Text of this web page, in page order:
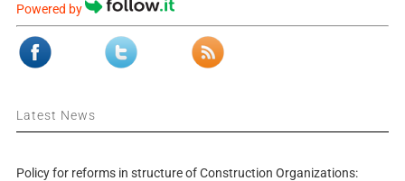
Powered by
Latest News
Policy for reforms in structure of Construction Organizations: